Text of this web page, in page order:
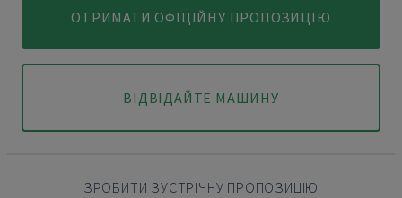
ОТРИМАТИ ОФІЦІЙНУ ПРОПОЗИЦІЮ
ВІДВІДАЙТЕ МАШИНУ
ЗРОБИТИ ЗУСТРІЧНУ ПРОПОЗИЦІЮ